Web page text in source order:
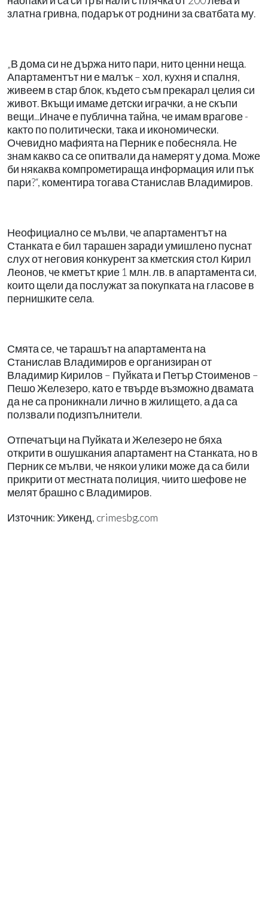
златна гривна, подарък от роднини за сватбата му.
„В дома си не държа нито пари, нито ценни неща.
Апартаментът ни е малък – хол, кухня и спалня,
живеем в стар блок, където съм прекарал целия си
живот. Вкъщи имаме детски играчки, а не скъпи
вещи...Иначе е публична тайна, че имам врагове -
както по политически, така и икономически.
Очевидно мафията на Перник е побесняла. Не
знам какво са се опитвали да намерят у дома. Може
би някаква компрометираща информация или пък
пари?“, коментира тогава Станислав Владимиров.
Неофициално се мълви, че апартаментът на
Станката е бил тарашен заради умишлено пуснат
слух от неговия конкурент за кметския стол Кирил
Леонов, че кметът крие 1 млн. лв. в апартамента си,
които щели да послужат за покупката на гласове в
пернишките села.
Смята се, че тарашът на апартамента на
Станислав Владимиров е организиран от
Владимир Кирилов – Пуйката и Петър Стоименов –
Пешо Железеро, като е твърде възможно двамата
да не са проникнали лично в жилището, а да са
ползвали подизпълнители.
Отпечатъци на Пуйката и Железеро не бяха
открити в ошушкания апартамент на Станката, но в
Перник се мълви, че някои улики може да са били
прикрити от местната полиция, чиито шефове не
мелят брашно с Владимиров.
Източник: Уикенд, crimesbg.com